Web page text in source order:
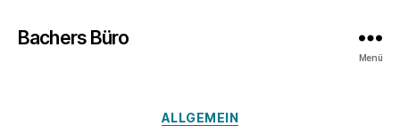
Bachers Büro
Menü
Kategorien
ALLGEMEIN